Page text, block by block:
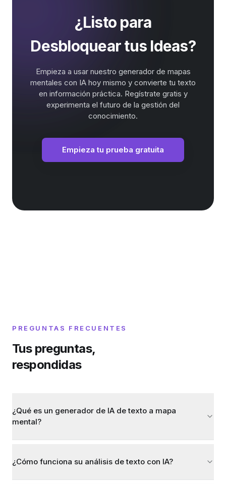
¿Listo para
Desbloquear tus Ideas?
Empieza a usar nuestro generador de mapas
mentales con IA hoy mismo y convierte tu texto
en información práctica. Regístrate gratis y
experimenta el futuro de la gestión del
conocimiento.
Empieza tu prueba gratuita
PREGUNTAS FRECUENTES
Tus preguntas,
respondidas
¿Qué es un generador de IA de texto a mapa
mental?
¿Cómo funciona su análisis de texto con IA?